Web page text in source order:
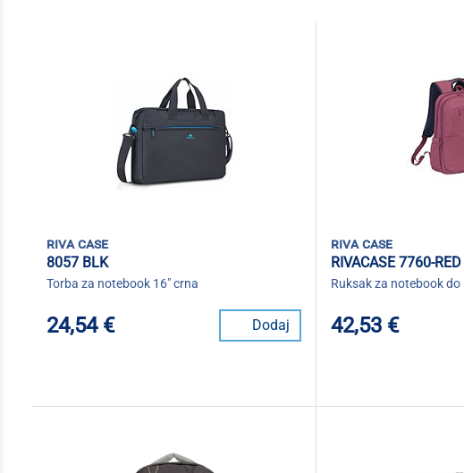
riva case
8057 BLK
Torba za notebook 16" crna
24,54 € Dodaj
riva case
RIVACASE 7760-RED
Ruksak za notebook do
42,53 €